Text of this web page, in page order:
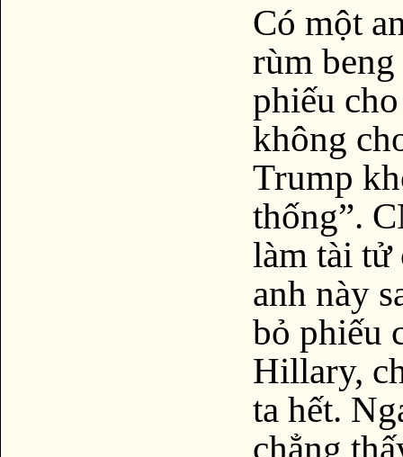
Có một
rùm
phiếu
không
Trump
thống”.
làm tài tử
anh này
bỏ phiếu
Hillary,
ta hết.
chẳng